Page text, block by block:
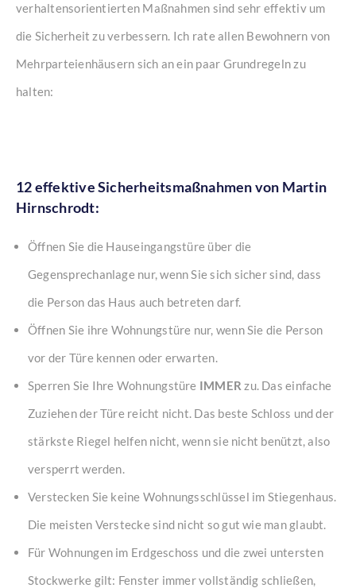
verhaltensorientierten Maßnahmen sind sehr effektiv um
die Sicherheit zu verbessern. Ich rate allen Bewohnern von
Mehrparteienhäusern sich an ein paar Grundregeln zu
halten:
12 effektive Sicherheitsmaßnahmen von Martin
Hirnschrodt:
Öffnen Sie die Hauseingangstüre über die
Gegensprechanlage nur, wenn Sie sich sicher sind, dass
die Person das Haus auch betreten darf.
Öffnen Sie ihre Wohnungstüre nur, wenn Sie die Person
vor der Türe kennen oder erwarten.
Sperren Sie Ihre Wohnungstüre IMMERzu. Das einfache
Zuziehen der Türe reicht nicht. Das beste Schloss und der
stärkste Riegel helfen nicht, wenn sie nicht benützt, also
versperrt werden.
Verstecken Sie keine Wohnungsschlüssel im Stiegenhaus.
Die meisten Verstecke sind nicht so gut wie man glaubt.
Für Wohnungen im Erdgeschoss und die zwei untersten
Stockwerke gilt: Fenster immer vollständig schließen,